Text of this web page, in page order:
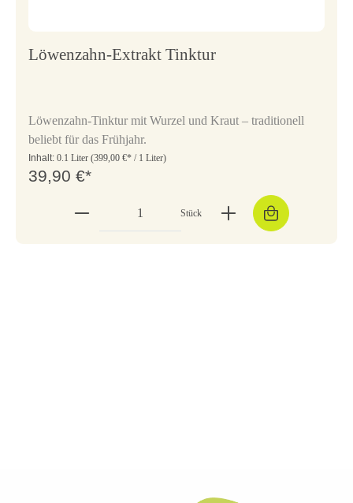
Löwenzahn-Extrakt Tinktur
Löwenzahn-Tinktur mit Wurzel und Kraut – traditionell
beliebt für das Frühjahr.
Inhalt: 0.1 Liter (399,00 €* / 1 Liter)
39,90 €*
Stück